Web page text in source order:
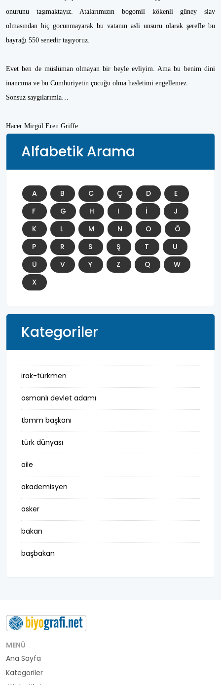
onurunu taşımaktayız. Atalarımızın bogomil kökenli güney slav
olmasından hiç gocunmayarak bu vatanın asli unsuru olarak şerefle bu
bayrağı 550 senedir taşıyoruz.
Evet ben de müslüman olmayan bir beyle evliyim. Ama bu benim dini
inancıma ve bu Cumhuriyetin çocuğu olma hasletimi engellemez.
Sonsuz saygılarımla…
Hacer Mirgül Eren Griffe
Alfabetik Arama
A B C Ç D
E
F
G H I İ
J
K
L M N O
Ö
P
R S Ş T
U
Ü
V Y Z Q
W
X
Kategoriler
irak-türkmen
osmanlı devlet adamı
tbmm başkanı
türk dünyası
aile
akademisyen
asker
bakan
başbakan
belediye başkanı
buluş
bürokrat
büyükelçi
MENÜ
Ana Sayfa
Kategoriler